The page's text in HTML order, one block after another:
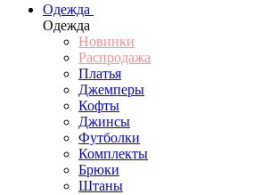
Одежда
Одежда
Новинки
Распродажа
Платья
Джемперы
Кофты
Джинсы
Футболки
Комплекты
Брюки
Штаны